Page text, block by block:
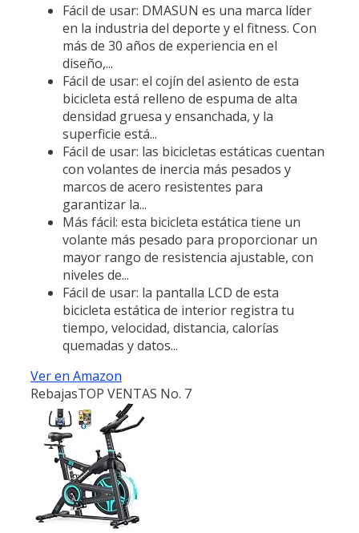
Fácil de usar: DMASUN es una marca líder
en la industria del deporte y el fitness. Con
más de 30 años de experiencia en el
diseño,...
Fácil de usar: el cojín del asiento de esta
bicicleta está relleno de espuma de alta
densidad gruesa y ensanchada, y la
superficie está...
Fácil de usar: las bicicletas estáticas cuentan
con volantes de inercia más pesados y
marcos de acero resistentes para
garantizar la...
Más fácil: esta bicicleta estática tiene un
volante más pesado para proporcionar un
mayor rango de resistencia ajustable, con
niveles de...
Fácil de usar: la pantalla LCD de esta
bicicleta estática de interior registra tu
tiempo, velocidad, distancia, calorías
quemadas y datos...
Ver en Amazon
RebajasTOP VENTAS No. 7